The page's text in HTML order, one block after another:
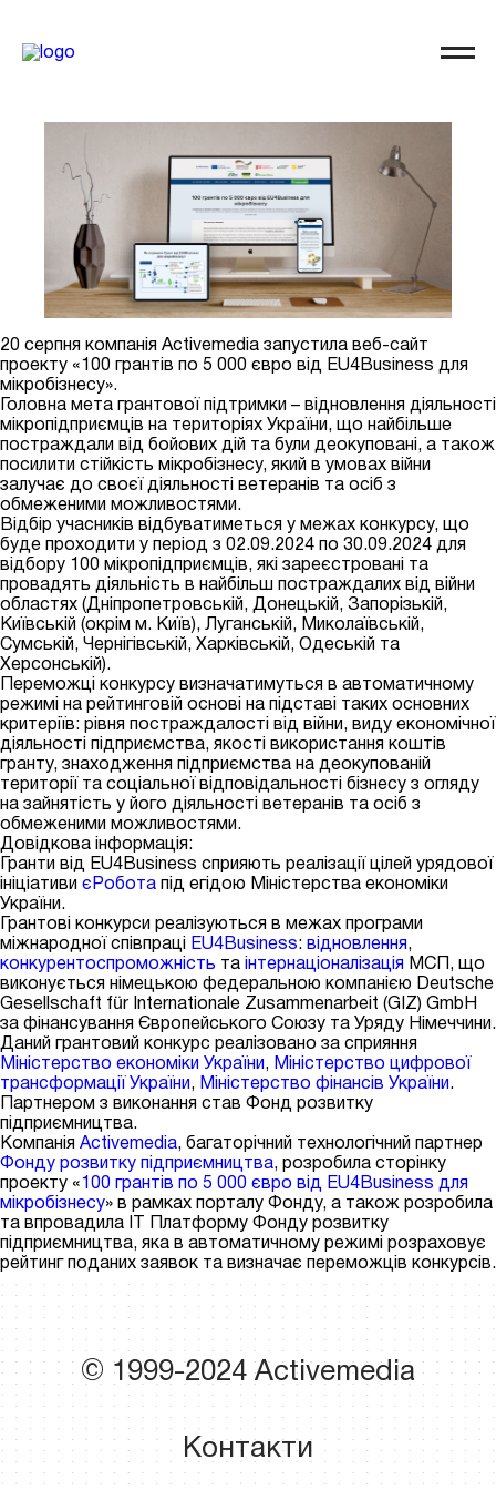
20 серпня компанія Activemedia запустила веб-сайт
проекту «100 грантів по 5 000 євро від EU4Business для
мікробізнесу».
Головна мета грантової підтримки – відновлення діяльності
мікропідприємців на територіях України, що найбільше
постраждали від бойових дій та були деокуповані, а також
посилити стійкість мікробізнесу, який в умовах війни
залучає до своєї діяльності ветеранів та осіб з
обмеженими можливостями.
Відбір учасників відбуватиметься у межах конкурсу, що
буде проходити у період з 02.09.2024 по 30.09.2024 для
відбору 100 мікропідприємців, які зареєстровані та
провадять діяльність в найбільш постраждалих від війни
областях (Дніпропетровській, Донецькій, Запорізькій,
Київській (окрім м. Київ), Луганській, Миколаївській,
Сумській, Чернігівській, Харківській, Одеській та
Херсонській).
Переможці конкурсу визначатимуться в автоматичному
режимі на рейтинговій основі на підставі таких основних
критеріїв: рівня постраждалості від війни, виду економічної
діяльності підприємства, якості використання коштів
гранту, знаходження підприємства на деокупованій
території та соціальної відповідальності бізнесу з огляду
на зайнятість у його діяльності ветеранів та осіб з
обмеженими можливостями.
Довідкова інформація:
Гранти від EU4Business сприяють реалізації цілей урядової
ініціативи єРобота під егідою Міністерства економіки
України.
Грантові конкурси реалізуються в межах програми
міжнародної співпраці EU4Business: відновлення,
конкурентоспроможність та інтернаціоналізація МСП, що
виконується німецькою федеральною компанією Deutsche
Gesellschaft für Internationale Zusammenarbeit (GIZ) GmbH
за фінансування Європейського Союзу та Уряду Німеччини.
Даний грантовий конкурс реалізовано за сприяння
Міністерство економіки України, Міністерство цифрової
трансформації України, Міністерство фінансів України.
Партнером з виконання став Фонд розвитку
підприємництва.
Компанія Activemedia, багаторічний технологічний партнер
Фонду розвитку підприємництва, розробила сторінку
проекту «100 грантів по 5 000 євро від EU4Business для
мікробізнесу» в рамках порталу Фонду, а також розробила
та впровадила
IT Платформу Фонду розвитку
підприємництва, яка в автоматичному режимі розраховує
рейтинг поданих заявок та визначає переможців конкурсів.
© 1999-2024 Activemedia
Контакти